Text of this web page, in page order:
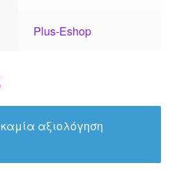
Plus-Eshop
αξιολόγηση